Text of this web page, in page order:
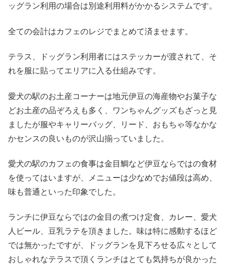
ッグラン利用の場合は別途利用料がかかるシステムです。
全ての会計はカフェのレジでまとめて済ませます。
テラス、ドッグラン利用者にはステッカーが渡されて、そ
れを服に貼ってエリアに入る仕組みです。
愛犬の駅のお土産コーナーは地元伊豆の海産物やお菓子な
どお土産の品ぞろえも多く、ワンちゃんグッズもざっと見
ましたが服やキャリーバッグ、リード、おもちゃ等なかな
かセンスの良いものが沢山揃っていました。
愛犬の駅のカフェの食事は金目鯛など伊豆ならではの食材
を使ってはいますが、メニューは少なめでお値段は高め、
味も普通といった印象でした。
ランチに伊豆ならではの金目の煮つけ定食、カレー、愛犬
人ビール、豆乳ラテを頂きました。味は特に感動するほど
では無かったですが、ドッグランを見下ろせる広々として
おしゃれなテラスで頂くランチはとても気持ちが良かった